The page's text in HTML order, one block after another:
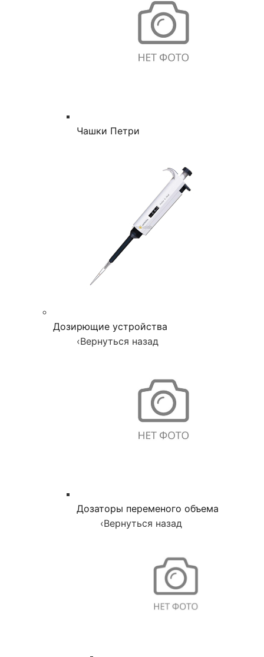
Чашки Петри
Дозирющие устройства
‹Вернуться назад
Дозаторы переменого объема
‹Вернуться назад